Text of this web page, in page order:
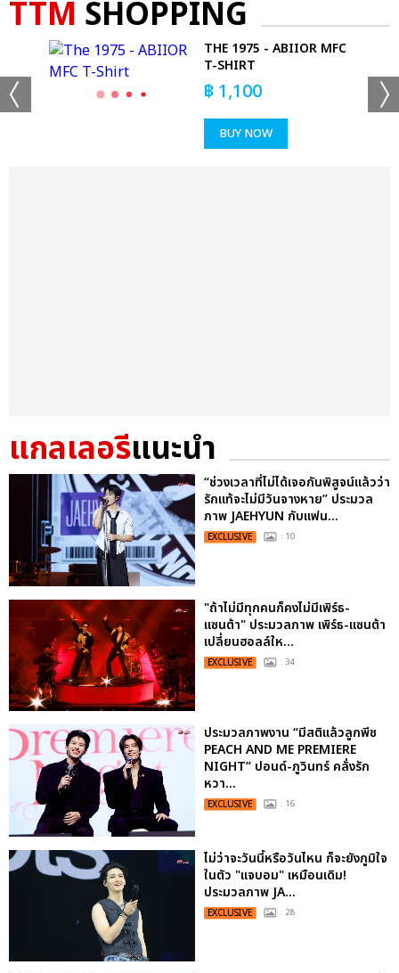
TTM SHOPPING
THE 1975 - ABIIOR MFC
T-SHIRT
฿ 1,100
BUY NOW
แกลเลอรีแนะนำ
“ช่วงเวลาที่ไม่ได้เจอกันพิสูจน์แล้วว่า
รักแท้จะไม่มีวันจางหาย” ประมวล
ภาพ JAEHYUN กับแฟน...
EXCLUSIVE : 10
"ถ้าไม่มีทุกคนก็คงไม่มีเพิร์ธ-
แซนต้า" ประมวลภาพ เพิร์ธ-แซนต้า
เปลี่ยนฮอลล์ให...
EXCLUSIVE : 34
ประมวลภาพงาน “มีสติแล้วลูกพีช
PEACH AND ME PREMIERE
NIGHT” ปอนด์-ภูวินทร์ คลั่งรัก
หวา...
EXCLUSIVE : 16
ไม่ว่าจะวันนี้หรือวันไหน ก็จะยังภูมิใจ
ในตัว "แจบอม" เหมือนเดิม!
ประมวลภาพ JA...
EXCLUSIVE : 28